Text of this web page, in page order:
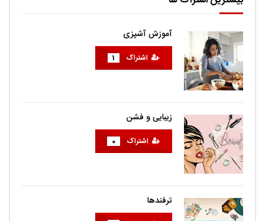
آموزش آشپزی
اشتراک 1
زیبایی و فشن
اشتراک 0
ترفندها